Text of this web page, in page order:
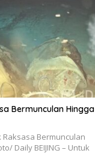
Bermunculan Hingga
Bermunculan
Daily BEIJING – Untuk